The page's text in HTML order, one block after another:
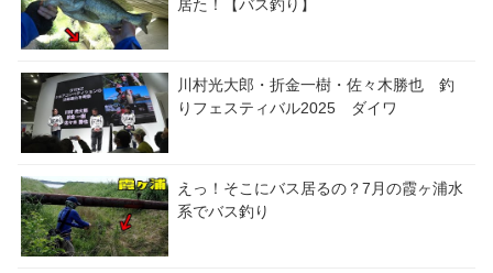
居た！【バス釣り】
川村光大郎・折金一樹・佐々木勝也 釣
りフェスティバル2025 ダイワ
えっ！そこにバス居るの？7月の霞ヶ浦水
系でバス釣り